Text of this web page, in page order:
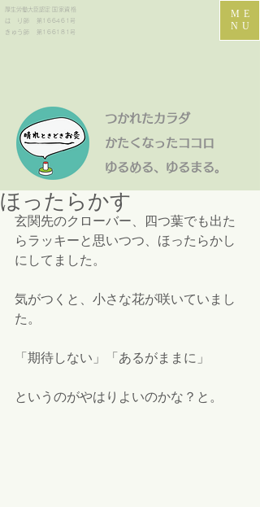
​厚生労働大臣認定
国家資格
は り師 第166461号
きゅう師 第166181号
ME
NU
つかれたカラダ
かたくなったココロ
​ゆるめる、ゆるまる。
ほったらかす
玄関先のクローバー、四つ葉でも出た
らラッキーと思いつつ、ほったらかし
にしてました。
気がつくと、小さな花が咲いていまし
た。
「期待しない」「あるがままに」
というのがやはりよいのかな？と。